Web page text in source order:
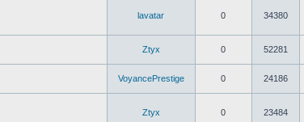
lavatar 0 34380
Ztyx 0 52281
VoyancePrestige 0 24186
Ztyx 0 23484